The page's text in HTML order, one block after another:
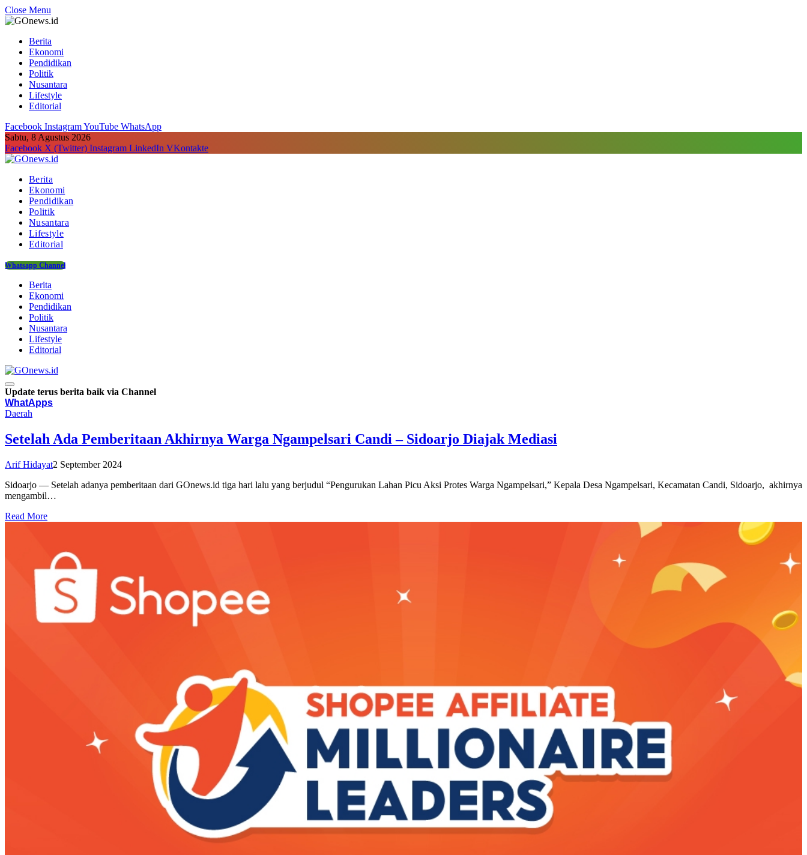
Close Menu
Berita
Ekonomi
Pendidikan
Politik
Nusantara
Lifestyle
Editorial
Facebook InstagramYouTube WhatsApp
Sabtu, 8 Agustus 2026
Facebook X (Twitter) Instagram LinkedIn VKontakte
Berita
Ekonomi
Pendidikan
Politik
Nusantara
Lifestyle
Editorial
Whatsapp Channel
Berita
Ekonomi
Pendidikan
Politik
Nusantara
Lifestyle
Editorial
Update terus berita baik via Channel
WhatApps
Daerah
Setelah Ada Pemberitaan Akhirnya Warga Ngampelsari Candi – Sidoarjo Diajak Mediasi
Arif Hidayat2 September 2024
Sidoarjo — Setelah adanya pemberitaan dari GOnews.id tiga hari lalu yang berjudul “Pengurukan Lahan Picu Aksi Protes Warga Ngampelsari,” Kepala Desa Ngampelsari, Kecamatan Candi, Sidoarjo, akhirnya
mengambil…
Read More